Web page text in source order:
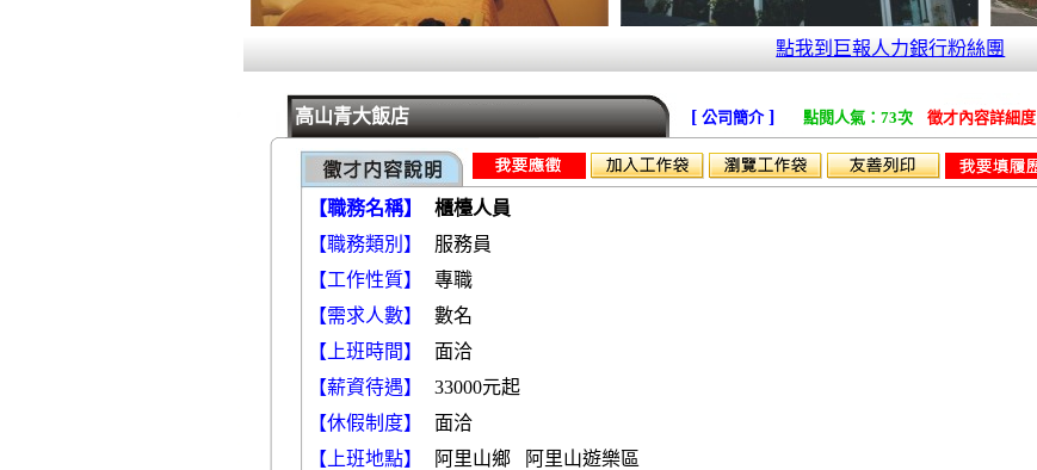
點我到巨報人力銀行粉絲團
高山青大飯店 [ 公司簡介] 點閱人氣：73次 徵才內容詳細度
【職務名稱】
櫃檯人員
【職務類別】
服務員
【工作性質】
專職
【需求人數】
數名
【上班時間】
面洽
【薪資待遇】
33000元起
【休假制度】
面洽
【上班地點】
阿里山鄉 阿里山遊樂區